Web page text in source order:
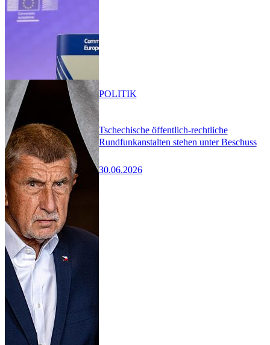
Tschechische öffentlich-rechtliche
Rundfunkanstalten stehen unter Beschuss
30.06.2026
POLITIK